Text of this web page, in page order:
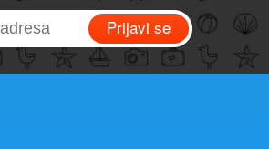
Prijavi se